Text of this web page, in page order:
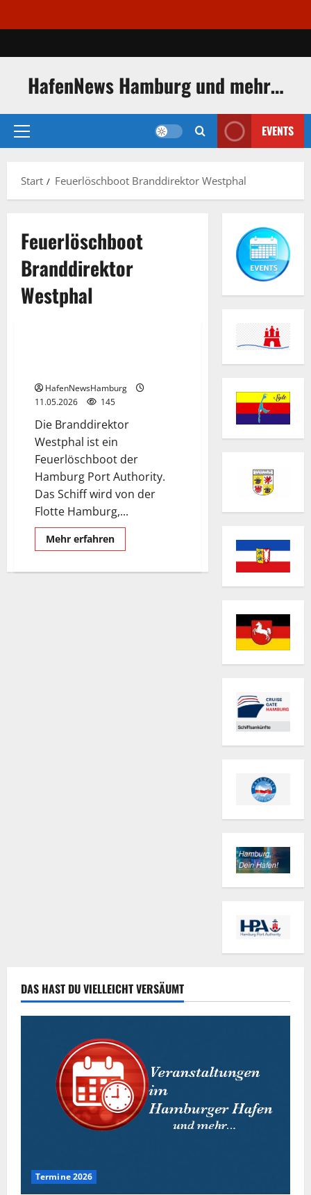
Inhalt
HafenNews Hamburg und mehr…
Primäres
EVENTS
Start Feuerlöschboot Branddirektor Westphal
Feuerlöschboot
Branddirektor
Westphal
HafenNewsHamburg
11.05.2026
145
Die Branddirektor
Westphal ist ein
Feuerlöschboot der
Hamburg Port Authority.
Das Schiff wird von der
Flotte Hamburg,...
Mehr erfahrenMehr
Informationen
„Branddirektor
DAS HAST DU VIELLEICHT VERSÄUMT
Termine 2026